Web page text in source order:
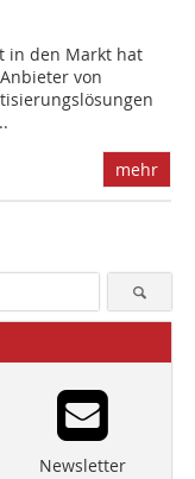
in den Markt hat
von
mehr
Newsletter